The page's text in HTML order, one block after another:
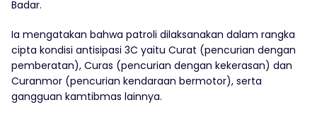
Badar.
Ia mengatakan bahwa patroli dilaksanakan dalam rangka
cipta kondisi antisipasi 3C yaitu Curat (pencurian dengan
pemberatan), Curas (pencurian dengan kekerasan) dan
Curanmor (pencurian kendaraan bermotor), serta
gangguan kamtibmas lainnya.